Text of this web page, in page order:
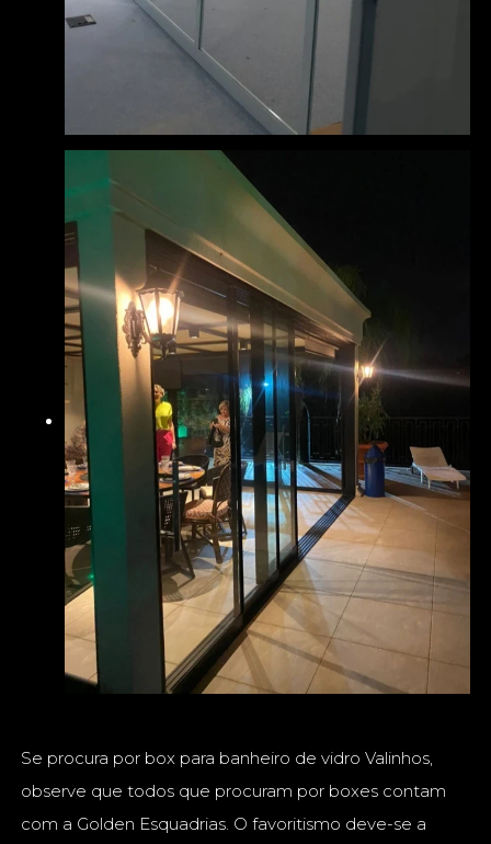
Se procura por box para banheiro de vidro Valinhos,
observe que todos que procuram por boxes contam
com a Golden Esquadrias. O favoritismo deve-se a